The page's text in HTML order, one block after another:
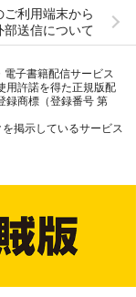
ご利用端末から
部送信について
子書籍配信サービス
用許諾を得た正規版配
録商標（登録番号 第
掲示しているサービス